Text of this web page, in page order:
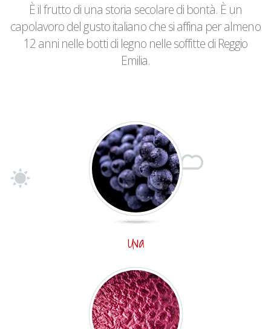
È il frutto di una storia secolare di bontà. È un
capolavoro del gusto italiano che si affina per almeno
12 anni nelle botti di legno nelle soffitte di Reggio
Emilia.
Uva